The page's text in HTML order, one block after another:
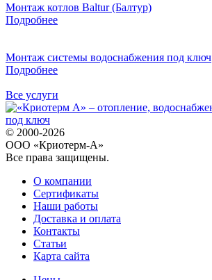
Монтаж котлов Baltur (Балтур)
Подробнее
Монтаж системы водоснабжения под ключ
Подробнее
Все услуги
© 2000-2026
ООО «Криотерм-А»
Все права защищены.
О компании
Сертификаты
Наши работы
Доставка и оплата
Контакты
Статьи
Карта сайта